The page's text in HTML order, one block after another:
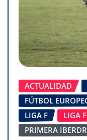
ACTUALIDAD
FÚTBOL
LIGA F
LIGA
PRIMERA